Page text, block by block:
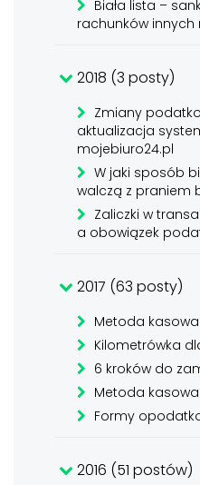
Biała lista –
rachunków innych
2018 (3 posty)
Zmiany
aktualizacja
mojebiuro24.pl
W jaki sposób
walczą z praniem
Zaliczki w
a obowiązek
2017 (63 posty)
Metoda
Kilometrówka
6 kroków do
Metoda kasowa
Formy
2016 (51 postów)